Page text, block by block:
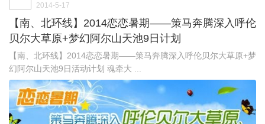
2014-5-17
【南、北环线】2014恋恋暑期——策马奔腾深入呼伦
贝尔大草原+梦幻阿尔山天池9日计划
【南、北环线】2014恋恋暑期——策马奔腾深入呼伦贝尔大草原+梦
幻阿尔山天池9日活动计划 魂牵大 ...